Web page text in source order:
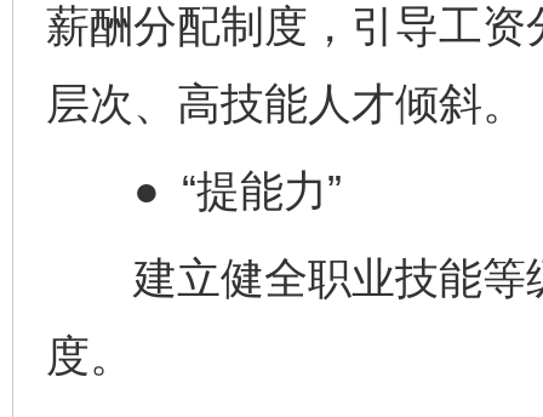
薪酬分配制度，引导工
层次、高技能人才倾斜。
● “提能力”
建立健全职业技能等
度。